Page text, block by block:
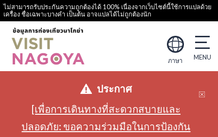
ไม่สามารถรับประกันความถูกต้องได้ 100% เนื่องจากเว็บไซต์นี้ใช้การแปลด้วย
เครื่อง ชื่อเฉพาะบางคำ เป็นต้น อาจแปลได้ไม่ถูกต้องนัก
ภาษา
ประกาศ
[เพื่อการเดินทางที่สะดวกสบายและ
ปลอดภัย: ขอความร่วมมือในการป้องกัน